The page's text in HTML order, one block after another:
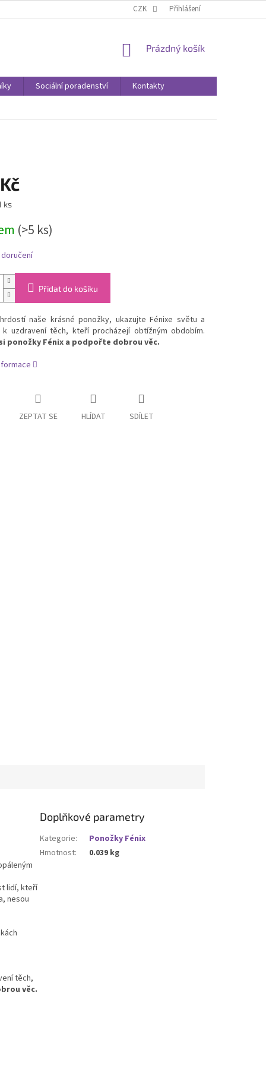
CZK Přihlášení
NÁKUPNÍ
Prázdný košík
Sociální poradenství
Kontakty
ks
(>5 ks)
Přidat do košíku
naše krásné ponožky, ukazujte Fénixe světu a
uzdravení těch, kteří procházejí obtížným obdobím.
ponožky Fénix a podpořte dobrou věc.
ZEPTAT SE HLÍDAT SDÍLET
lidí, kteří
nesou
těch,
věc.
Doplňkové parametry
Kategorie:
Ponožky Fénix
Hmotnost: 0.039 kg